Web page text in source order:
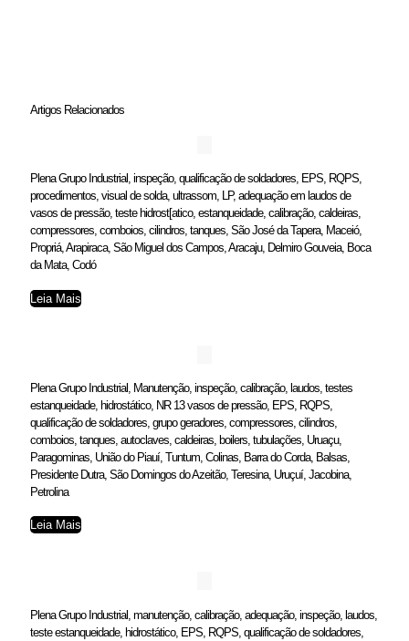
Artigos Relacionados
Plena Grupo Industrial, inspeção, qualificação de soldadores, EPS, RQPS,
procedimentos, visual de solda, ultrassom, LP, adequação em laudos de
vasos de pressão, teste hidrost[atico, estanqueidade, calibração, caldeiras,
compressores, comboios, cilindros, tanques, São José da Tapera, Maceió,
Propriá, Arapiraca, São Miguel dos Campos, Aracaju, Delmiro Gouveia, Boca
da Mata, Codó
Leia Mais
Plena Grupo Industrial, Manutenção, inspeção, calibração, laudos, testes
estanqueidade, hidrostático, NR 13 vasos de pressão, EPS, RQPS,
qualificação de soldadores, grupo geradores, compressores, cilindros,
comboios, tanques, autoclaves, caldeiras, boilers, tubulações, Uruaçu,
Paragominas, União do Piauí, Tuntum, Colinas, Barra do Corda, Balsas,
Presidente Dutra, São Domingos do Azeitão, Teresina, Uruçuí, Jacobina,
Petrolina
Leia Mais
Plena Grupo Industrial, manutenção, calibração, adequação, inspeção, laudos,
teste estanqueidade, hidrostático, EPS, RQPS, qualificação de soldadores,